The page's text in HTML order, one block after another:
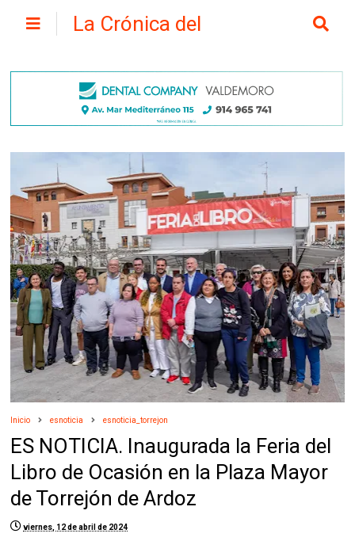
La Crónica del
Inicio esnoticia esnoticia_torrejon
ES NOTICIA. Inaugurada la Feria del
Libro de Ocasión en la Plaza Mayor
de Torrejón de Ardoz
viernes, 12 de abril de 2024